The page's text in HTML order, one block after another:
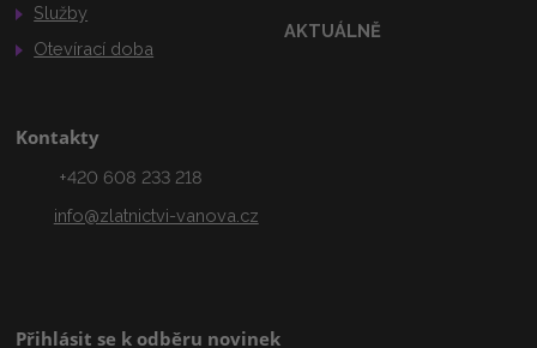
Služby
Otevírací doba
AKTUÁLNĚ
Kontakty
+420 608 233 218
info@zlatnictvi-vanova.cz
Přihlásit se k odběru novinek